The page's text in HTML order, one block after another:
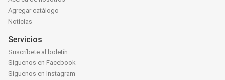
Agregar catálogo
Noticias
Servicios
Suscríbete al boletín
Síguenos en Facebook
Síguenos en Instagram